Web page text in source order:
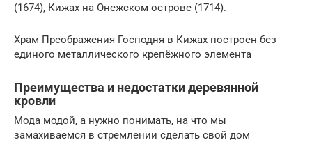
(1674), Кижах на Онежском острове (1714).
Храм Преображения Господня в Кижах построен без
единого металлического крепёжного элемента
Преимущества и недостатки деревянной
кровли
Мода модой, а нужно понимать, на что мы
замахиваемся в стремлении сделать свой дом